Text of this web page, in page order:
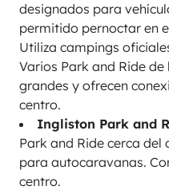
designados para
permitido pernoctar en
Utiliza campings
Varios Park and Ride
grandes y ofrecen
centro.
Ingliston Park and
Park and Ride cerca
para autocaravanas.
centro.